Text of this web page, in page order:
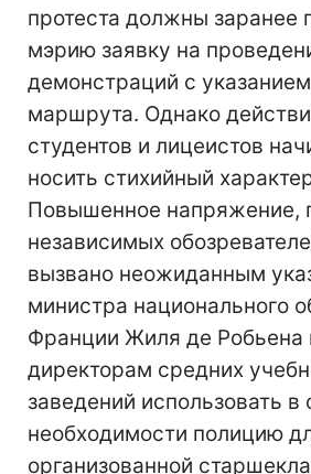
протеста должны заранее
мэрию заявку на
демонстраций с указанием
маршрута. Однако
студентов и лицеистов
носить стихийный
Повышенное напряжение,
независимых
вызвано неожиданным
министра национального
Франции Жиля де Робьена
директорам средних
заведений использовать в
необходимости полицию
организованной